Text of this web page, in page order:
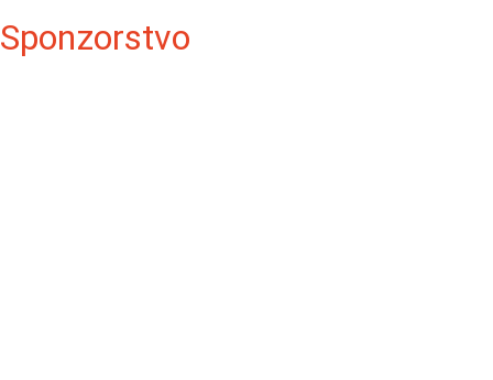
Sponzorstvo